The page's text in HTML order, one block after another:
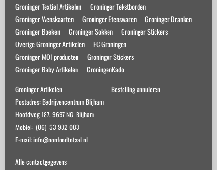
Groninger Textiel Artikelen
Groninger Tekstborden
Groninger Wenskaarten
Groninger Etenswaren
Groninger Dranken
Groninger Boeken
Groninger Sokken
Groninger Stickers
Overige Groninger Artikelen
FC Groningen
Groninger MOI producten
Groninger Stickers
Groninger Baby Artikelen
GroningenKado
Groninger Artikelen
Postadres: Bedrijvencentrum Blijham
Hoofdweg 187, 9697 NG Blijham
Mobiel: (06) 53 982 083
E-mail: info@nonfoodtotaal.nl
Alle contactgegevens
Bestelling annuleren